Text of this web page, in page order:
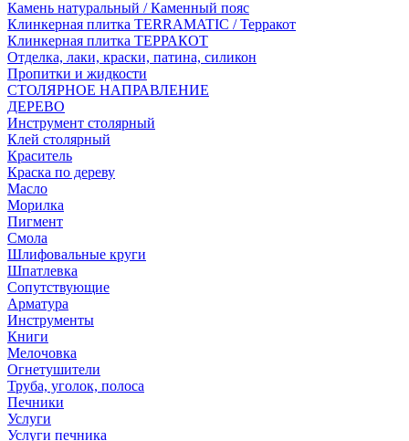
Камень натуральный / Каменный пояс
Клинкерная плитка TERRAMATIC / Терракот
Клинкерная плитка ТЕРРАКОТ
Отделка, лаки, краски, патина, силикон
Пропитки и жидкости
СТОЛЯРНОЕ НАПРАВЛЕНИЕ
ДЕРЕВО
Инструмент столярный
Клей столярный
Краситель
Краска по дереву
Масло
Морилка
Пигмент
Смола
Шлифовальные круги
Шпатлевка
Сопутствующие
Арматура
Инструменты
Книги
Мелочовка
Огнетушители
Труба, уголок, полоса
Печники
Услуги
Услуги печника